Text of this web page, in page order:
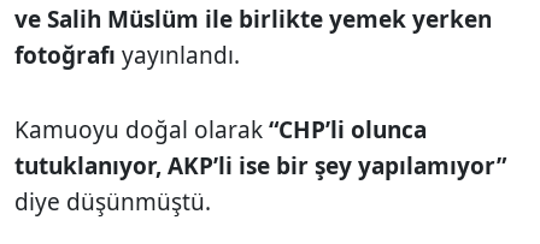
ve Salih Müslüm ile birlikte yemek yerken
fotoğrafı yayınlandı.
Kamuoyu doğal olarak“CHP’li olunca
tutuklanıyor, AKP’li ise bir şey yapılamıyor”
diye düşünmüştü.